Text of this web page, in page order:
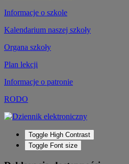
Informacje o szkole
Kalendarium naszej szkoły
Organa szkoły
Plan lekcji
Informacje o patronie
RODO
Toggle High Contrast
Toggle Font size